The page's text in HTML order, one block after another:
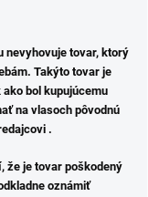
nevyhovuje tovar, ktorý
Takýto tovar je
bol kupujúcemu
na vlasoch pôvodnú
.
že je tovar poškodený
oznámiť